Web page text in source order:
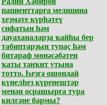
пациенттарға медицина
хеҙмәте күрһәтеү
сифатын һәм
дауаханаларҙа ҡайһы бер
табиптарҙың тупаҫ һәм
битараф мөнәсәбәтен
ҡаты тәнҡит утына
тотто. Һеҙгә ошондай
күңелһеҙ күренештәр
менән осрашырға тура
килгәне бармы?